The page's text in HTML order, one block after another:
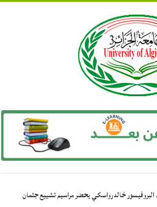
خالد رواسكي يحضر مراسيم تشييع جثمان